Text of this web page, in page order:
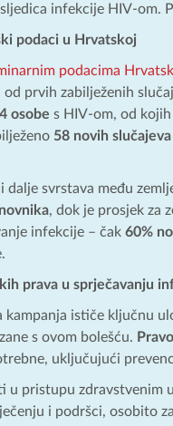
infekcije HIV-om.
podaci u Hrvatskoj
podacima
od prvih zabilježenih
osobe s HIV-om, od kojih
58 novih
i dalje svrstava među
, dok je prosjek za
infekcije – čak 60%
prava u sprječavanju
kampanja ističe ključnu
s ovom bolešću.
uključujući
u pristupu zdravstvenim
i podršci, osobito